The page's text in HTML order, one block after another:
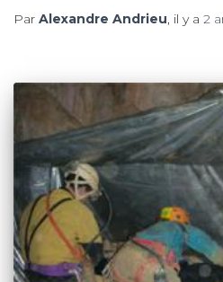
Par Alexandre Andrieu, il y a 2